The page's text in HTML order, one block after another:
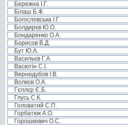
Бережна І.Г.
Білаш Б.Ф.
Богословська І.Г.
Болдирєв Ю.О.
Бондаренко О.А.
Борисов В.Д.
Бут Ю.А.
Васильєв Г.А.
Васютін С.І.
Вернидубов І.В.
Волков О.А.
Гєллєр Є.Б.
Глусь С.К.
Головатий С.П.
Горбатюк А.О.
Горошкевич О.С.